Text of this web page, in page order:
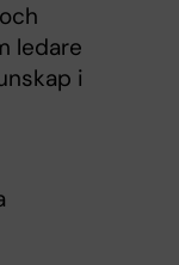
ledare
i